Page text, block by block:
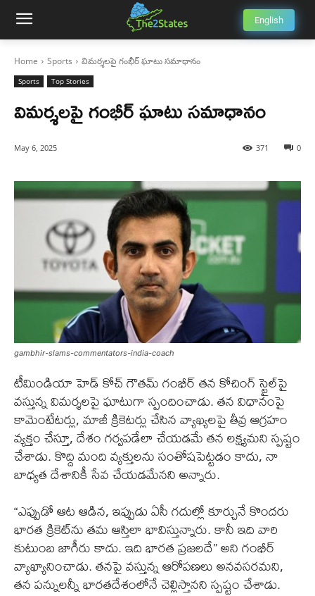
English
Home Sports విమర్శలపై గంభీర్ ఘాటు సమాధానం
Sports Top Stories
విమర్శలపై గంభీర్ ఘాటు సమాధానం
May 6, 2025 0
371
gambhir-slams-commentators-india-coach
టీమిండియా హెడ్ కోచ్ గౌతమ్ గంభీర్ తన కోచింగ్ స్టైల్‌పై
వస్తున్న విమర్శలపై ఘాటుగా స్పందించాడు. తన విధానంపై
కామెంటేటర్లు, మాజీ క్రికెటర్లు చేసిన వ్యాఖ్యలపై తీవ్ర ఆగ్రహం
వ్యక్తం చేస్తూ, దేశం గర్వపడేలా చేయడమే తన లక్ష్యమని స్పష్టం
చేశాడు. కొద్ది మంది వ్యక్తులను సంతోషపెట్టడం కాదు, నా
బాధ్యత దేశానికీ సేవ చేయడమేనని అన్నారు.
“ఎప్పుడో ఆట ఆడిన, ఇప్పుడు ఏసీ గదుల్లో కూర్చునే కొందరు
భారత క్రికెట్‌ను తమ ఆస్తిలా భావిస్తున్నారు. కానీ ఇది వారి
కుటుంబ జాగీరు కాదు. ఇది భారత ప్రజలదే” అని గంభీర్
వ్యాఖ్యానించాడు. తనపై వస్తున్న ఆరోపణలు అనవసరమని,
తన పన్నులన్నీ భారతదేశంలోనే చెల్లిస్తానని స్పష్టం చేశాడు.